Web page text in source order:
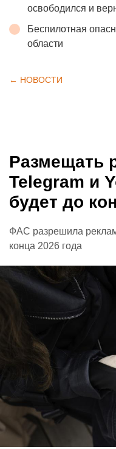
освободился и
Беспилотная
области
← НОВОСТИ
Размещать
Telegram и
будет до
ФАС разрешила
конца 2026 года